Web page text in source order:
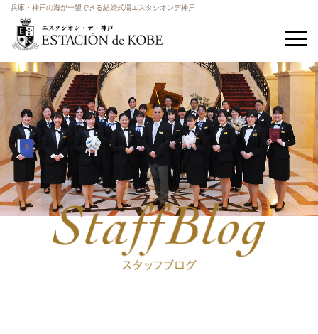
兵庫・神戸の海が一望できる結婚式場エスタシオンデ神戸